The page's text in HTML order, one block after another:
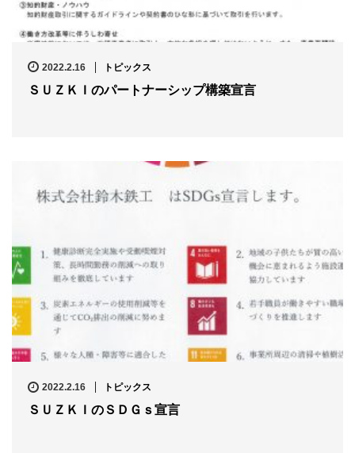
2022.2.16 トピックス
ＳＵＺＫＩのパートナーシップ構築宣言
2022.2.16 トピックス
ＳＵＺＫＩのＳＤＧｓ宣言